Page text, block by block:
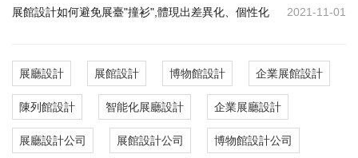
展館設計如何避免展臺"撞衫",體現出差異化、個性化 2021-11-01
展廳設計 展館設計 博物館設計 企業展館設計
陳列館設計 智能化展廳設計 企業展廳設計
展廳設計公司 展館設計公司 博物館設計公司